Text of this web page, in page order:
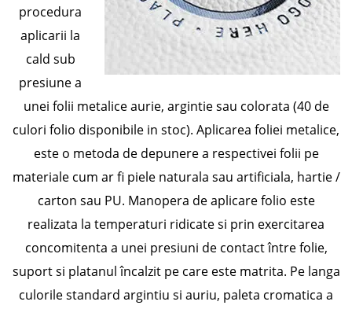
procedura
aplicarii la
cald sub
presiune a
unei folii metalice aurie, argintie sau colorata (40 de
culori folio disponibile in stoc). Aplicarea foliei metalice,
este o metoda de depunere a respectivei folii pe
materiale cum ar fi piele naturala sau artificiala, hartie /
carton sau PU. Manopera de aplicare folio este
realizata la temperaturi ridicate si prin exercitarea
concomitenta a unei presiuni de contact între folie,
suport si platanul încalzit pe care este matrita. Pe langa
culorile standard argintiu si auriu, paleta cromatica a